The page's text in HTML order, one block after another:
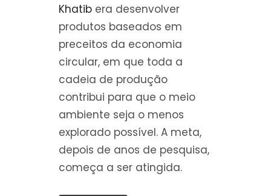
Khatib era desenvolver
produtos baseados em
preceitos da economia
circular, em que toda a
cadeia de produção
contribui para que o meio
ambiente seja o menos
explorado possível. A meta,
depois de anos de pesquisa,
começa a ser atingida.